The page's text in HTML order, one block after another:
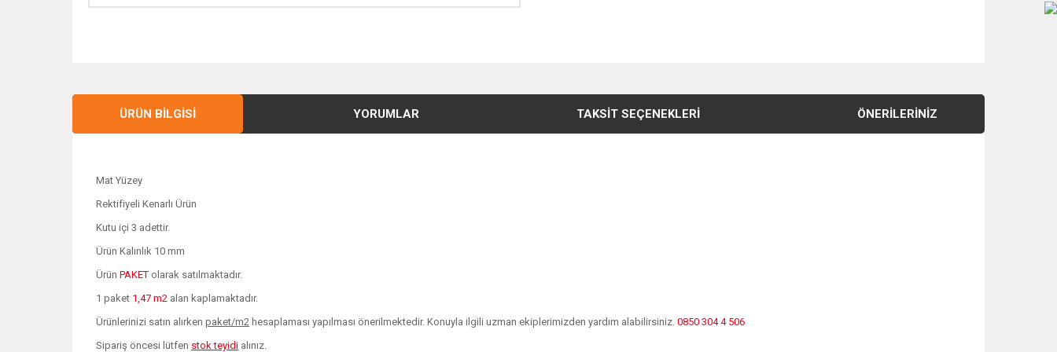
ÜRÜN BILGISI YORUMLAR TAKSIT SEÇENEKLERI ÖNERILERINIZ
Mat Yüzey
Rektifiyeli Kenarlı Ürün
Kutu içi 3 adettir.
Ürün Kalınlık 10 mm
Ürün PAKET olarak satılmaktadır.
1 paket 1,47 m2 alan kaplamaktadır.
Ürünlerinizi satın alırken paket/m2 hesaplaması yapılması önerilmektedir. Konuyla ilgili uzman ekiplerimizden yardım alabilirsiniz. 0850 304 4 506
Sipariş öncesi lütfen stok teyidi alınız.